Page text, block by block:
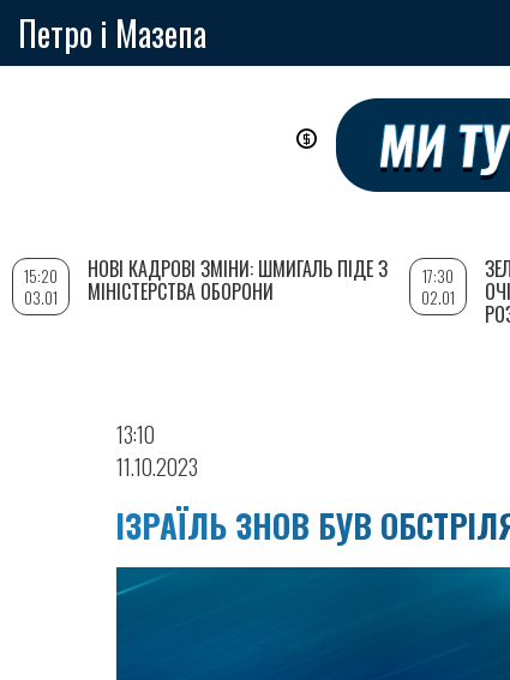
Петро і Мазепа
13:10
11.10.2023
ІЗРАЇЛЬ ЗНОВ БУВ
15:20
03.01
НОВІ КАДРОВІ ЗМІНИ: ШМИГАЛЬ ПІДЕ З
МІНІСТЕРСТВА ОБОРОНИ
17:30
02.01